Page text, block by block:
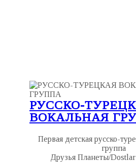
РУССКО-
ВОКАЛЬНАЯ
Первая детская русско-
группа
Друзья Планеты/